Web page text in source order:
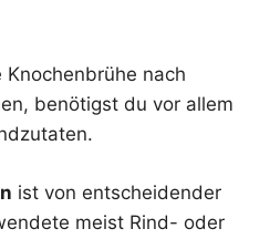
nach
benötigst du vor allem
ist von entscheidender
meist Rind- oder